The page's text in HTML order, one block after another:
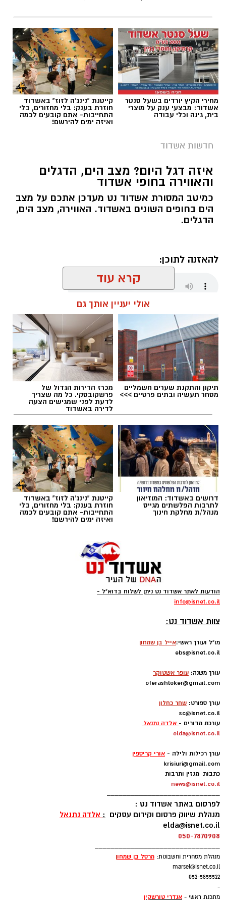
שוטרי תחנת אשדוד פתחו במהלך הלילה בחקירה
בעקבות דיווח על אירוע ירי שאירע בעיר אשדוד,
שבמהלכו נפצע אדם באורח קל.
השוטרים לאתר ולעצור חמישה חשודים, אשר
הועברו להמשך טיפול וחקירה בתחנת המשטרה.
בהתאם לצורכי החקירה ולממצאיה, יובאו החשודים
היום לדיון בבית המשפט, בבקשה להאריך את
מעצרם.
רוצה לעקוב אחרי הערוץ של הקבוצה "אשדוד נט"
ב-WhatsApp לחצו כאן
עקבו באינסטגרם
מחירי הקיץ יורדים בשעל סנטר
אשדוד: מבצעי ענק על מוצרי
בית, גינה וכלי עבודה
קייטנת "נינג'ה לזוז" באשדוד
חוזרת בענק: בלי מחזורים, בלי
התחייבות- אתם קובעים לכמה
ואיזה ימים להירשם!
חדשות אשדוד
איזה דגל היום? מצב הים, הדגלים
והאווירה בחופי אשדוד
כמיטב המסורת אשדוד נט מעדכן אתכם על מצב
הים בחופים השונים באשדוד. האווירה, מצב הים,
הדגלים.
להאזנה לתוכן:
מנהל האתר / 06:00 09.08.26
תגים:דגלים בחופי אשדוד
צילום גיא אוחיון
מה בחופיםהמוכרזים באשדוד
חוף מי עמי
אדום
חוף לידו(משפחות) – מתקני ספורט ושעשועים,
לציוד גלישה. בכל יום רביעי שוק אשדוד. מחוף לידו
יוצא המדרחוף
חוף אורנים(משפחות) מתקני ספורט ושעשועים.
קרא עוד
אולי יעניין אותך גם
תיקון והתקנת שערים חשמליים
מסחר תעשיה ובתים פרטיים >>>
מכרז הדירות הגדול של
פרשקובסקי. כל מה שצריך
לדעת לפני שמגישים הצעה
לדירה באשדוד
דרושים באשדוד: המוזיאון
לתרבות הפלשתים מגייס
מנהל/ת מחלקת חינוך
קייטנת "נינג'ה לזוז" באשדוד
חוזרת בענק: בלי מחזורים, בלי
התחייבות- אתם קובעים לכמה
ואיזה ימים להירשם!
הודעות לאתר אשדוד נט ניתן לשלוח בדוא"ל -
info@isnet.co.il
צוות אשדוד נט:
מו"ל ועורך ראשי:אייל בן שמחון
ebs@isnet.co.il
עורך משנה: עופר אשטוקר
oferashtoker@gmail.com
עורך ספורט: שחר כחלון
sc@isnet.co.il
עורכת מדורים - אלדה נתנאל
elda@isnet.co.il
עורך רכילות ולילה - אורי קריספין
krisiuri@gmail.com
כתבות מגזין ותרבות
news@isnet.co.il
____________________________
לפרסום באתר אשדוד נט :
מנהלת שיווק פרסום וקידום עסקים : אלדה נתנאל
elda@isnet.co.il
050-7870908
_______________________________
מנהלת מסחרית וחשבונות: מרסל בן שמחון
marsel@isnet.co.il
052-5855522
-
מתכנת ראשי - אנדרי טורשקין